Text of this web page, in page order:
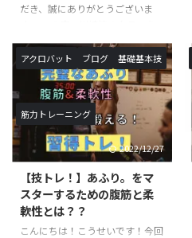
だき、誠にありがとうございま
追加が決定いたしました。 《対
象校》◯SHOWBUZZ川崎校 毎
週 月曜日、火曜日〈新規追加ク
ラス〉バク転バク宙集中クラス
※小学生以上対象開講日（開講時
間）：月曜日（１６：１０〜１
７：２０）月額受講料 ￥９，９
００−バク転バク宙集中クラス
間）：火曜日（１６：１０〜１
７：２０）月額受講料 ￥９，９
００−アクロバットクラス ※小
学生以上対象開講日（開講時
アクロバット ブログ 基礎基本技
筋力トレーニング
2022/12/27
【技トレ！】あふり。をマ
スターするための腹筋と柔
軟性とは？？
こんにちは！こうせいです！今回